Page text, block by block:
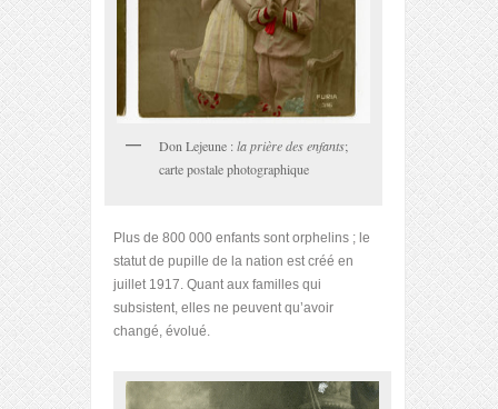
Don Lejeune : la prière des enfants;
carte postale photographique
Plus de 800 000 enfants sont orphelins ; le
statut de pupille de la nation est créé en
juillet 1917. Quant aux familles qui
subsistent, elles ne peuvent qu’avoir
changé, évolué.